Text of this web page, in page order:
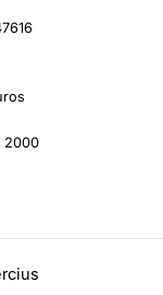
2000